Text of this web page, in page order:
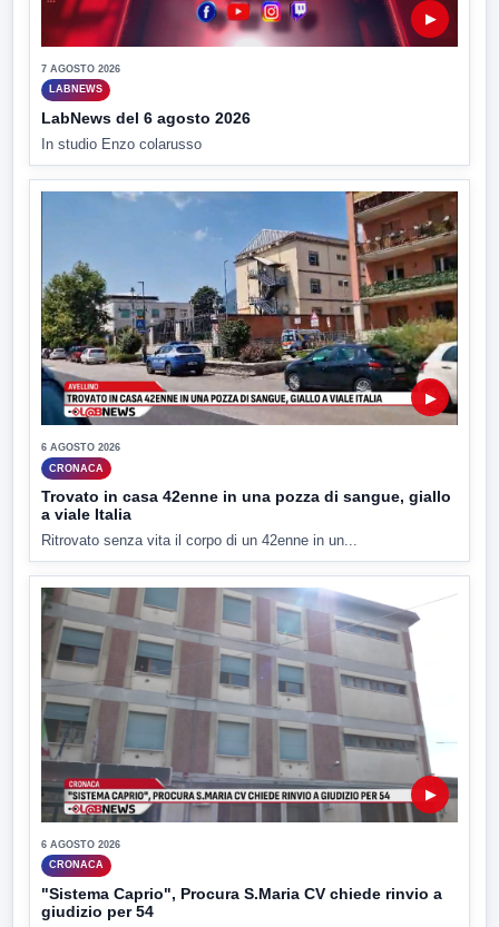
▶
7 AGOSTO 2026
LABNEWS
LabNews del 6 agosto 2026
In studio Enzo colarusso
▶
6 AGOSTO 2026
CRONACA
Trovato in casa 42enne in una pozza di sangue, giallo
a viale Italia
Ritrovato senza vita il corpo di un 42enne in un...
▶
6 AGOSTO 2026
CRONACA
"Sistema Caprio", Procura S.Maria CV chiede rinvio a
giudizio per 54